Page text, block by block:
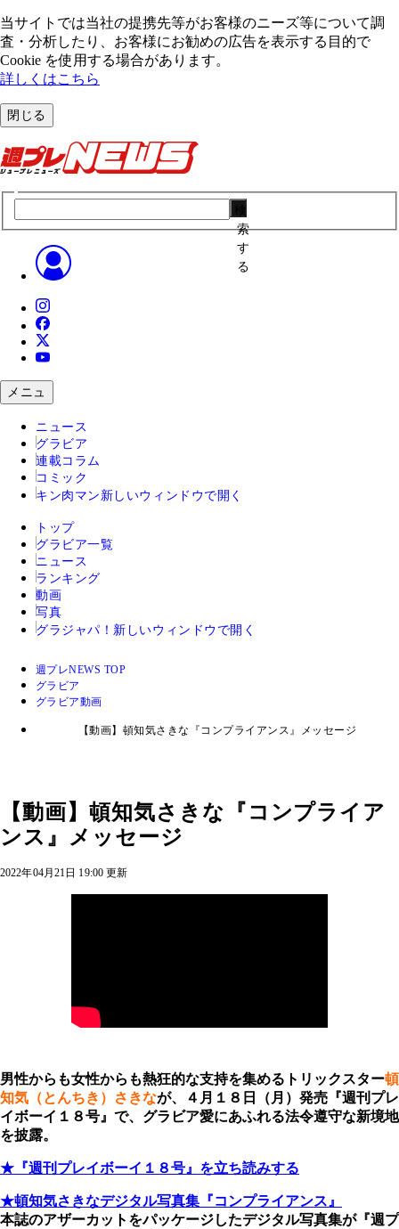
当サイトでは当社の提携先等がお客様のニーズ等について調
査・分析したり、お客様にお勧めの広告を表⽰する⽬的で
Cookie を使⽤する場合があります。
詳しくはこちら
閉じる
索
す
る
メニュ
ニュース
グラビア
連載コラム
コミック
キン肉マン 新しいウィンドウで開く
トップ
グラビア一覧
ニュース
ランキング
動画
写真
グラジャパ！ 新しいウィンドウで開く
週プレNEWS TOP
グラビア
グラビア動画
【動画】頓知気さきな『コンプライアンス』メッセージ
【動画】頓知気さきな『コンプライア
ンス』メッセージ
2022年04月21日 19:00 更新
男性からも女性からも熱狂的な支持を集めるトリックスター頓
知気（とんちき）さきなが、４月１８日（月）発売『週刊プレ
イボーイ１８号』で、 グラビア愛にあふれる法令遵守な新境地
を披露。
★『週刊プレイボーイ１８号』を立ち読みする
★頓知気さきなデジタル写真集『コンプライアンス』
本誌のアザーカットをパッケージしたデジタル写真集が『週プ